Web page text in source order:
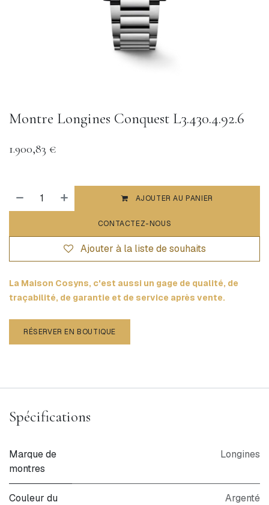
Montre Longines Conquest L3.430.4.92.6
1.900,83 €
AJOUTER AU PANIER
CONTACTEZ-NOUS
Ajouter à la liste de souhaits
La Maison Cosyns, c'est aussi un gage de qualité, de
traçabilité, de garantie et de service après vente.
RÉSERVER EN BOUTIQUE
Spécifications
Marque de
montres
Longines
Couleur du
Argenté